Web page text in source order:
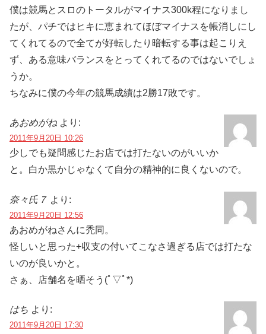
僕は競馬とスロのトータルがマイナス300k程になりまし
たが、パチではヒキに恵まれてほぼマイナスを帳消しにし
てくれてるので全てが好転したり暗転する事は起こりえ
ず、ある意味バランスをとってくれてるのではないでしょ
うか。
ちなみに僕の今年の競馬成績は2勝17敗です。
あおめがね より:
2011年9月20日 10:26
少しでも疑問感じたお店では打たないのがいいか
と。白か黒かじゃなくて自分の精神的に良くないので。
奈々氏７ より:
2011年9月20日 12:56
あおめがねさんに禿同。
怪しいと思った+収支の付いてこなさ過ぎる店では打たな
いのが良いかと。
さぁ、店舗名を晒そう(ﾟ▽ﾟ*)
はち より:
2011年9月20日 17:30